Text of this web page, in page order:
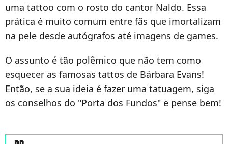
uma tattoo com o rosto do cantor Naldo. Essa
prática é muito comum entre fãs que imortalizam
na pele desde autógrafos até imagens de games.
O assunto é tão polêmico que não tem como
esquecer as famosas tattos de Bárbara Evans!
Então, se a sua ideia é fazer uma tatuagem, siga
os conselhos do "Porta dos Fundos" e pense bem!